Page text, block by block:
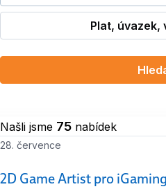
Plat, úvazek,
Našli jsme 75 nabídek
2D Game Artist pro
28. července